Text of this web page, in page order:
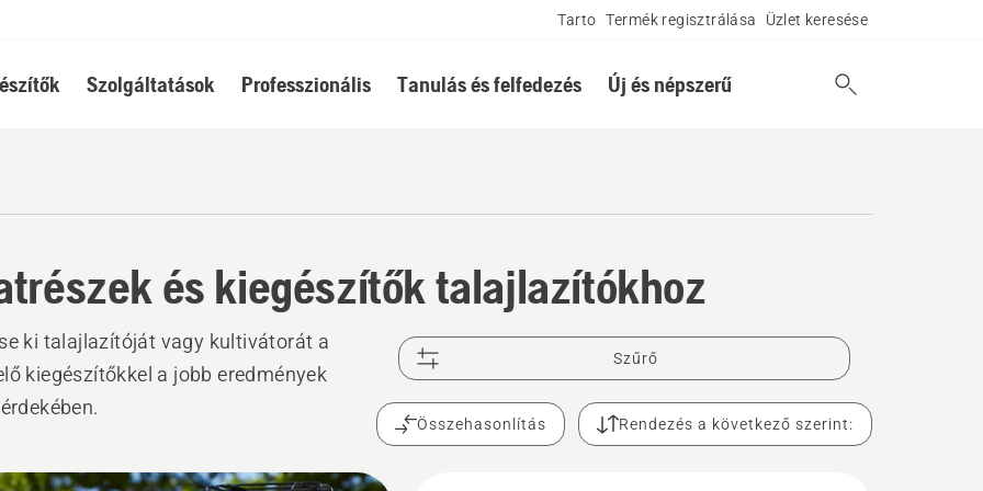
Tarto Termék regisztrálása Üzlet keresése
Szolgáltatások Professzionális Tanulás és felfedezés Új és népszerű
és kiegészítők talajlazítókhoz
ki talajlazítóját vagy kultivátorát a
kiegészítőkkel a jobb eredmények
Szűrő
Összehasonlítás Rendezés a következő szerint: